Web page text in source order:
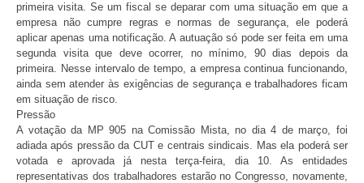
primeira visita. Se um fiscal se deparar com uma situação em que a
empresa não cumpre regras e normas de segurança, ele poderá
aplicar apenas uma notificação. A autuação só pode ser feita em uma
segunda visita que deve ocorrer, no mínimo, 90 dias depois da
primeira. Nesse intervalo de tempo, a empresa continua funcionando,
ainda sem atender às exigências de segurança e trabalhadores ficam
em situação de risco.
Pressão
A votação da MP 905 na Comissão Mista, no dia 4 de março, foi
adiada após pressão da CUT e centrais sindicais. Mas ela poderá ser
votada e aprovada já nesta terça-feira, dia 10. As entidades
representativas dos trabalhadores estarão no Congresso, novamente,